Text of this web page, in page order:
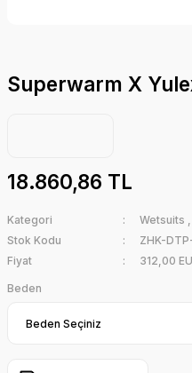
Superwarm X
18.860,86 TL
Kategori Wetsuits ,
Stok Kodu
ZHK-
Fiyat
312,00
Beden